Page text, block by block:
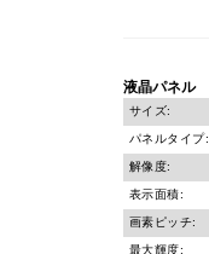
液晶パネル
サイズ:
パネルタイプ:
解像度:
表示面積:
画素ピッチ:
最大輝度: